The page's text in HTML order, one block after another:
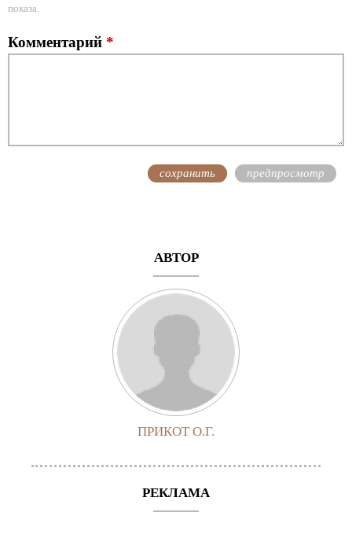
показа.
Комментарий *
АВТОР
ПРИКОТ О.Г.
РЕКЛАМА